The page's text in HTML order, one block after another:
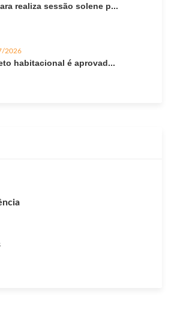
realiza sessão solene p...
2026
habitacional é aprovad...